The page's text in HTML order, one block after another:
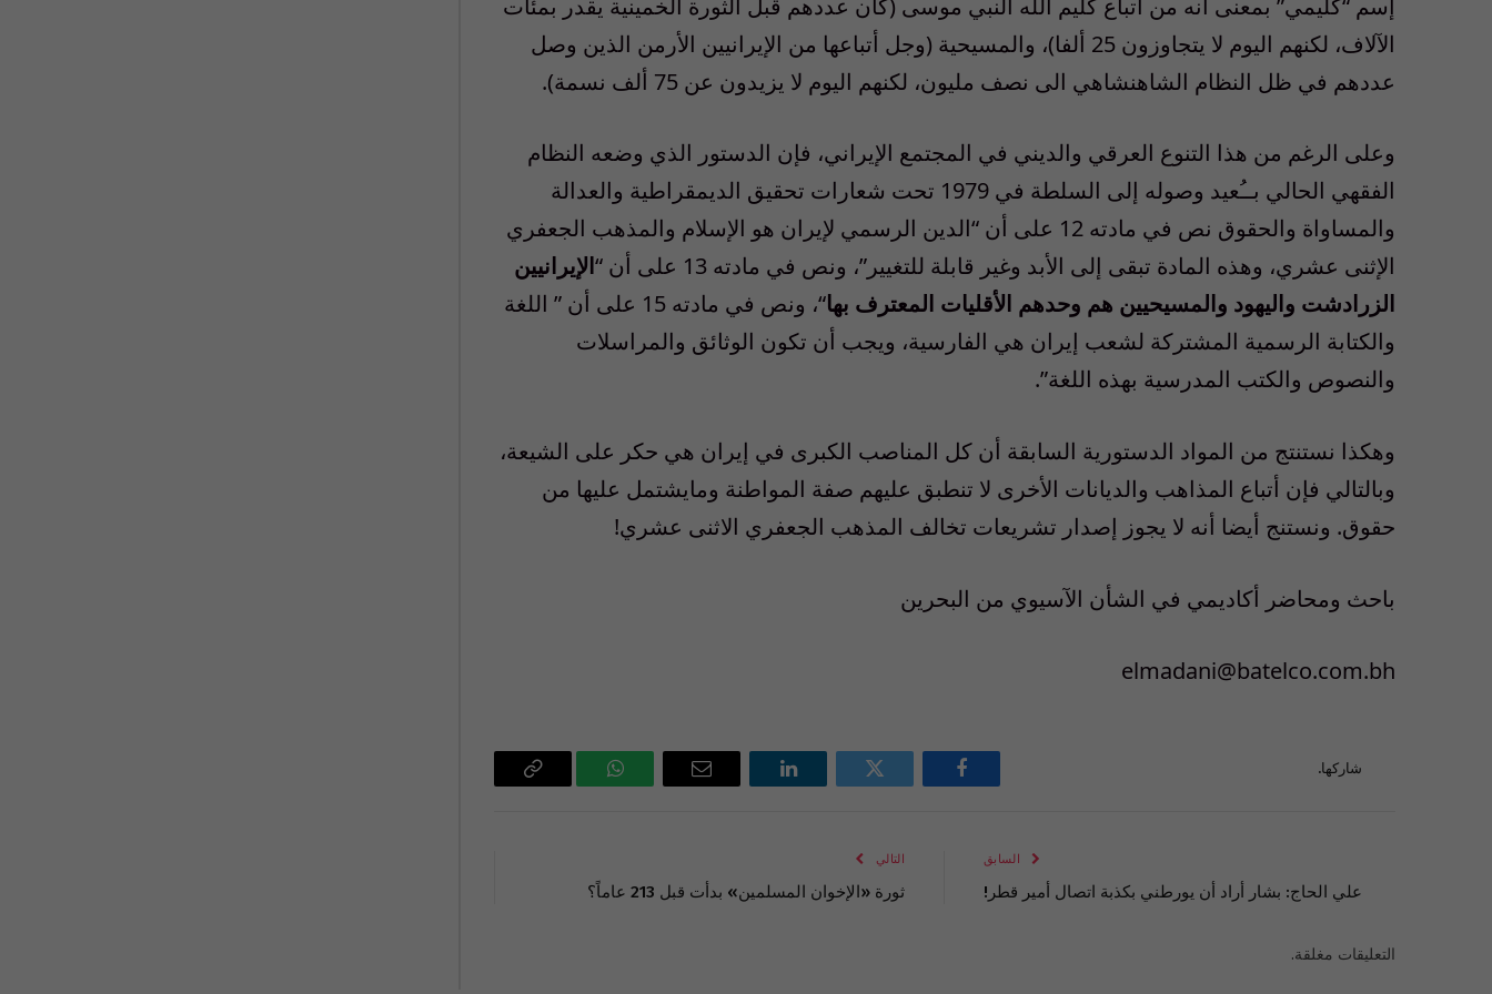
الآلاف، لكنهم اليوم لا يتجاوزون 25 ألفا)، والمسيحية (وجل أتباعها من الإيرانيين الأرمن الذين وصل
عددهم في ظل النظام الشاهنشاهي الى نصف مليون، لكنهم اليوم لا يزيدون عن 75 ألف نسمة).
وعلى الرغم من هذا التنوع العرقي والديني في المجتمع الإيراني، فإن الدستور الذي وضعه النظام
الفقهي الحالي بــُعيد وصوله إلى السلطة في 1979 تحت شعارات تحقيق الديمقراطية والعدالة
والمساواة والحقوق نص في مادته 12 على أن “الدين الرسمي لإيران هو الإسلام والمذهب الجعفري
الإثنى عشري، وهذه المادة تبقى إلى الأبد وغير قابلة للتغيير”، ونص في مادته 13 على أن “
الإيرانيين
الزرادشت واليهود والمسيحيين هم وحدهم الأقليات المعترف بها
“، ونص في مادته 15 على أن ” اللغة
والكتابة الرسمية المشتركة لشعب إيران هي الفارسية، ويجب أن تكون الوثائق والمراسلات
والنصوص والكتب المدرسية بهذه اللغة”.
وهكذا نستنتج من المواد الدستورية السابقة أن كل المناصب الكبرى في إيران هي حكر على الشيعة،
وبالتالي فإن أتباع المذاهب والديانات الأخرى لا تنطبق عليهم صفة المواطنة ومايشتمل عليها من
حقوق. ونستنج أيضا أنه لا يجوز إصدار تشريعات تخالف المذهب الجعفري الاثنى عشري!
باحث ومحاضر أكاديمي في الشأن الآسيوي من البحرين
elmadani@batelco.com.bh
شاركها.
فيسبوك تويتر لينكدإن
البريد
واتساب
Copy
السابق
علي الحاج: بشار أراد أن يورطني بكذبة اتصال أمير قطر!
التالي
ثورة «الإخوان المسلمين» بدأت قبل 213 عاماً؟
التعليقات مغلقة.